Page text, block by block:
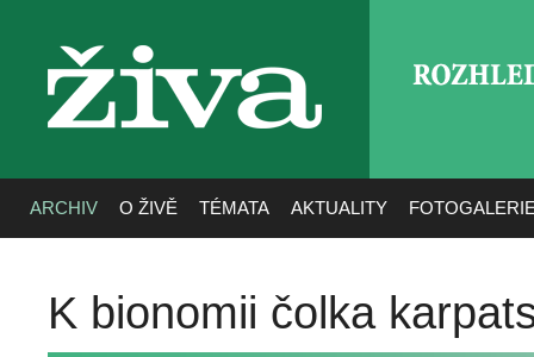
živa
ARCHIV O ŽIVĚ TÉMATA AKTUALITY
K bionomii čolka